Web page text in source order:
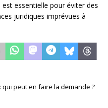
essentielle pour éviter des
juridiques imprévues à
qui peut en faire la demande ?